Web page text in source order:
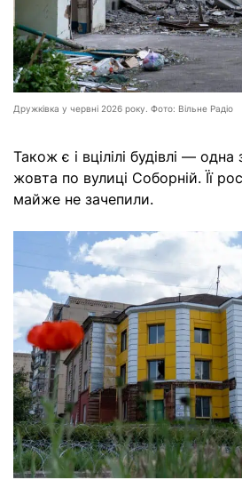
Дружківка у червні 2026 року. Фото: Вільне Радіо
Також є і вцілілі будівлі —
жовта по вулиці Соборній. Її
майже не зачепили.